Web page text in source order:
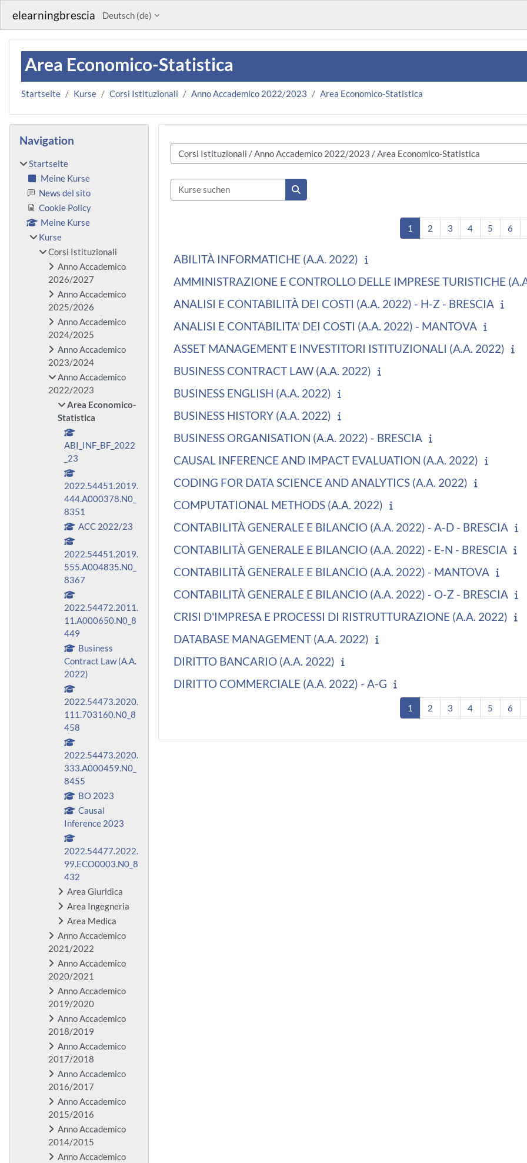
elearningbrescia Deutsch ‎(de)‎
Area Economico-Statistica
Startseite Kurse Corsi Istituzionali Anno Accademico 2022/2023 Area Economico-Statistica
Kursbereiche
Kurse suchen
Kurse suchen
1 Seite 1
2Seite 2
3Seite 3
4Seite 4
5Seite 5
6
ABILITÀ INFORMATICHE (A.A. 2022)
AMMINISTRAZIONE E CONTROLLO DELLE IMPRESE TURISTICHE
ANALISI E CONTABILITÀ DEI COSTI (A.A. 2022) - H-Z - BRESCIA
ANALISI E CONTABILITA' DEI COSTI (A.A. 2022) - MANTOVA
ASSET MANAGEMENT E INVESTITORI ISTITUZIONALI (A.A. 2022)
BUSINESS CONTRACT LAW (A.A. 2022)
BUSINESS ENGLISH (A.A. 2022)
BUSINESS HISTORY (A.A. 2022)
BUSINESS ORGANISATION (A.A. 2022) - BRESCIA
CAUSAL INFERENCE AND IMPACT EVALUATION (A.A. 2022)
CODING FOR DATA SCIENCE AND ANALYTICS (A.A. 2022)
COMPUTATIONAL METHODS (A.A. 2022)
CONTABILITÀ GENERALE E BILANCIO (A.A. 2022) - A-D - BRESCIA
CONTABILITÀ GENERALE E BILANCIO (A.A. 2022) - E-N - BRESCIA
CONTABILITÀ GENERALE E BILANCIO (A.A. 2022) - MANTOVA
CONTABILITÀ GENERALE E BILANCIO (A.A. 2022) - O-Z - BRESCIA
CRISI D'IMPRESA E PROCESSI DI RISTRUTTURAZIONE (A.A. 2022)
DATABASE MANAGEMENT (A.A. 2022)
DIRITTO BANCARIO (A.A. 2022)
DIRITTO COMMERCIALE (A.A. 2022) - A-G
1 Seite 1
2Seite 2
3Seite 3
4Seite 4
5Seite 5
6
Blöcke
Navigation
Startseite
Meine Kurse
News del sito
Cookie Policy
Meine Kurse
Kurse
Corsi Istituzionali
Anno Accademico
2026/2027
Anno Accademico
2025/2026
Anno Accademico
2024/2025
Anno Accademico
2023/2024
Anno Accademico
2022/2023
Area Economico-
Statistica
ABI_INF_BF_2022
_23
2022.54451.2019.
444.A000378.N0_
8351
ACC 2022/23
2022.54451.2019.
555.A004835.N0_
8367
2022.54472.2011.
11.A000650.N0_8
449
Business
Contract Law (A.A.
2022)
2022.54473.2020.
111.703160.N0_8
458
2022.54473.2020.
333.A000459.N0_
8455
BO 2023
Causal
Inference 2023
2022.54477.2022.
99.ECO0003.N0_8
432
Area Giuridica
Area Ingegneria
Area Medica
Anno Accademico
2021/2022
Anno Accademico
2020/2021
Anno Accademico
2019/2020
Anno Accademico
2018/2019
Anno Accademico
2017/2018
Anno Accademico
2016/2017
Anno Accademico
2015/2016
Anno Accademico
2014/2015
Anno Accademico